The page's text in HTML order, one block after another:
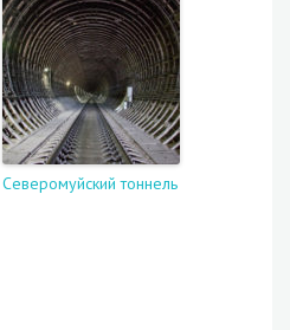
Северомуйский тоннель